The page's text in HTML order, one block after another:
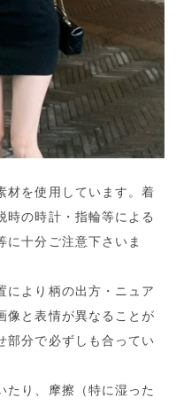
材を使用しています。着
時の時計・指輪等による
に十分ご注意下さいま
より柄の出方・ニュア
像と表情が異なることが
部分で必ずしも合ってい
り、摩擦（特に湿った